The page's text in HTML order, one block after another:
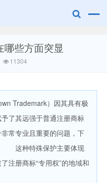
些方面突显
11304
Trademark）因其具有极
了其远强于普通注册商标
常专业且重要的问题，下
这种特殊保护主要体现
注册商标“专用权”的地域和